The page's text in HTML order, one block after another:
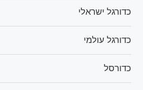
כדורגל ישראלי
כדורגל עולמי
כדורסל